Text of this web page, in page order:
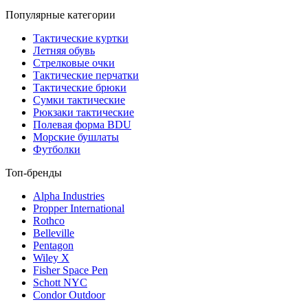
Популярные категории
Тактические куртки
Летняя обувь
Стрелковые очки
Тактические перчатки
Тактические брюки
Сумки тактические
Рюкзаки тактические
Полевая форма BDU
Морские бушлаты
Футболки
Топ-бренды
Alpha Industries
Propper International
Rothco
Belleville
Pentagon
Wiley X
Fisher Space Pen
Schott NYC
Condor Outdoor